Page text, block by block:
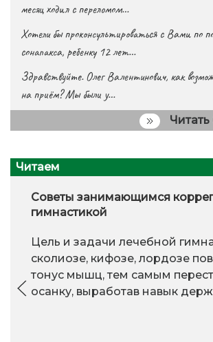
месяц ходил с переломом…
Хотели бы проконсультироваться с Вами по
сонапакса, ребенку 12 лет…
Здравствуйте. Олег Валентинович, как
на приём? Мы были у…
Читаем
Советы занимающимся
гимнастикой
Цель и задачи лечебной
сколиозе, кифозе, лордозе
тонус мышц, тем самым
осанку, выработав навык